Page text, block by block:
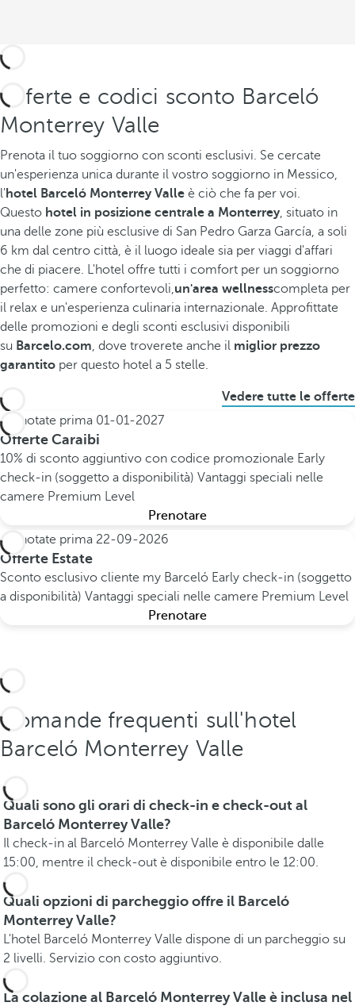
Offerte e codici sconto Barceló
Monterrey Valle
Prenota il tuo soggiorno con sconti esclusivi. Se cercate
un'esperienza unica durante il vostro soggiorno in Messico,
l' hotel Barceló Monterrey Valle è ciò che fa per voi.
Questo hotel in posizione centrale a Monterrey, situato in
una delle zone più esclusive di San Pedro Garza García, a soli
6 km dal centro città, è il luogo ideale sia per viaggi d'affari
che di piacere. L'hotel offre tutti i comfort per un soggiorno
perfetto: camere confortevoli,un'area wellnesscompleta per
il relax e un'esperienza culinaria internazionale. Approfittate
delle promozioni e degli sconti esclusivi disponibili
su Barcelo.com, dove troverete anche il miglior prezzo
garantito per questo hotel a 5 stelle.
Vedere tutte le offerte
Prenotate prima 01-01-2027
Offerte Caraibi
10% di sconto aggiuntivo con codice promozionale Early
check-in (soggetto a disponibilità) Vantaggi speciali nelle
camere Premium Level
Prenotare
Prenotate prima 22-09-2026
Offerte Estate
Sconto esclusivo cliente my Barceló Early check-in (soggetto
a disponibilità) Vantaggi speciali nelle camere Premium Level
Prenotare
Domande frequenti sull'hotel
Barceló Monterrey Valle
Quali sono gli orari di check-in e check-out al
Barceló Monterrey Valle?
Il check-in al Barceló Monterrey Valle è disponibile dalle
15:00, mentre il check-out è disponibile entro le 12:00.
Quali opzioni di parcheggio offre il Barceló
Monterrey Valle?
L'hotel Barceló Monterrey Valle dispone di un parcheggio su
2 livelli. Servizio con costo aggiuntivo.
La colazione al Barceló Monterrey Valle è inclusa nel